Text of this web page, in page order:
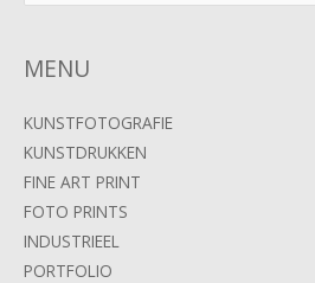
naar:
MENU
KUNSTFOTOGRAFIE
KUNSTDRUKKEN
FINE ART PRINT
FOTO PRINTS
INDUSTRIEEL
PORTFOLIO